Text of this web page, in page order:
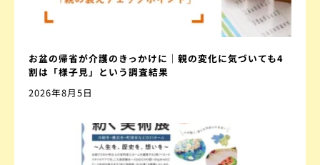
お盆の帰省が介護のきっかけに｜親の変化に気づいても4
割は「様子見」という調査結果
2026年8月5日